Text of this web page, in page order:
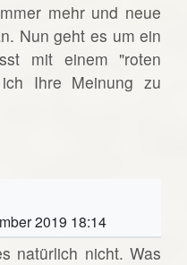
mehr und neue
Nun geht es um ein
mit einem "roten
Ihre Meinung zu
2019 18:14
natürlich nicht. Was